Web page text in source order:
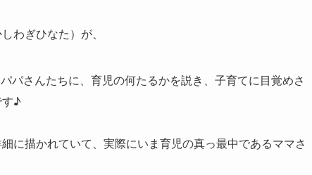
わぎひなた）が、
パさんたちに、育児の何たるかを説き、子育てに目覚めさ
♪
に描かれていて、実際にいま育児の真っ最中であるママさ